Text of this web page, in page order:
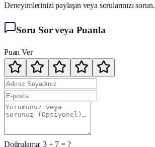
Deneyimlerinizi paylaşın veya sorularınızı sorun.
Soru Sor veya Puanla
Puan Ver
Doğrulama:3+ 7 = ?